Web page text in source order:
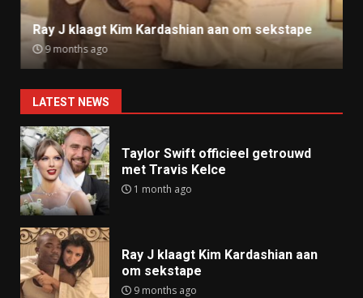
Ray J klaagt Kim Kardashian aan om sekstape
9 months ago
LATEST NEWS
Taylor Swift officieel getrouwd
met Travis Kelce
1 month ago
Ray J klaagt Kim Kardashian aan
om sekstape
9 months ago